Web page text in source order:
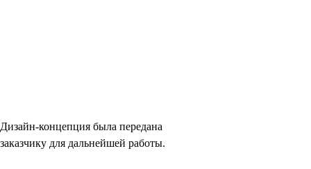
Дизайн-концепция была передана
заказчику для дальнейшей работы.